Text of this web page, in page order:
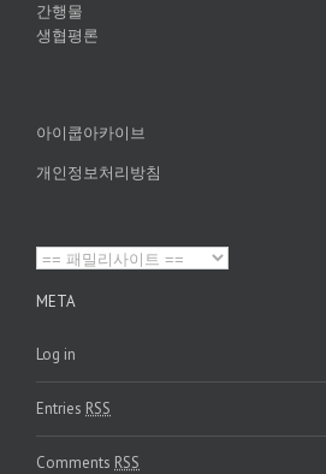
간행물
생협평론
아이쿱아카이브
개인정보처리방침
META
Log in
Entries RSS
Comments RSS